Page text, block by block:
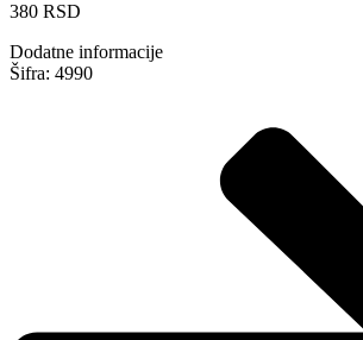
380 RSD
Dodatne informacije
Šifra: 4990